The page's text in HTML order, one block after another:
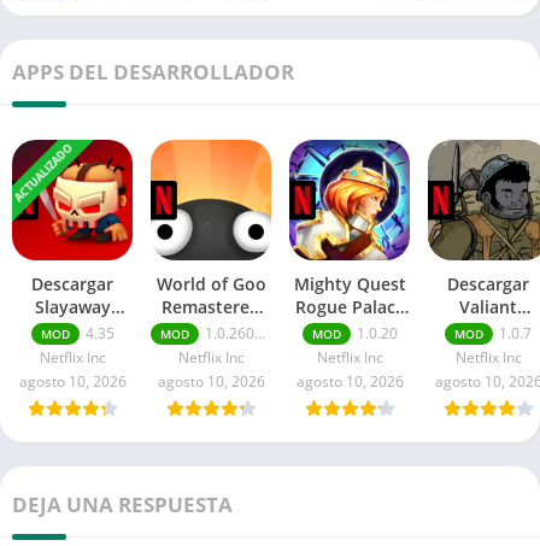
APPS DEL DESARROLLADOR
ACTUALIZADO
Descargar
Slayaway
Camp 2 Mod
APK Para
Android
MOD
4.35
Netflix Inc
agosto 10, 2026
World of Goo
Remastered
Mod APK:
Todo
desbloqueado
MOD
1.0.26061618
Netflix Inc
agosto 10, 2026
Mighty Quest
Rogue Palace
APK: Dinero
ilimitado
MOD
1.0.20
Netflix Inc
agosto 10, 2026
Descargar
Valiant
Hearts:
Coming
Mod APK
Ultima
MOD
1.0.7
Netflix Inc
agosto 10,
DEJA UNA RESPUESTA